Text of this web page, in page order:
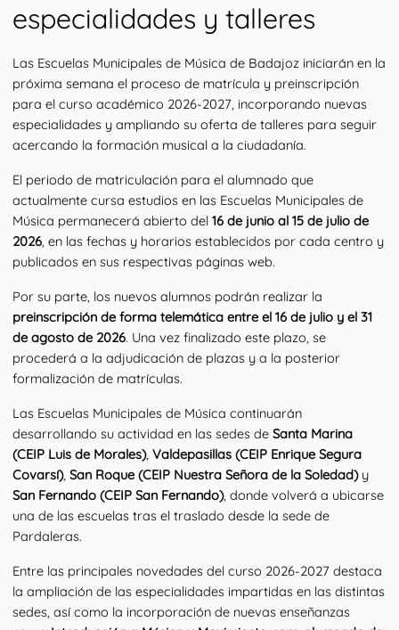
especialidades y talleres
Las Escuelas Municipales de Música de Badajoz iniciarán en la
próxima semana el proceso de matrícula y preinscripción
para el curso académico 2026-2027, incorporando nuevas
especialidades y ampliando su oferta de talleres para seguir
acercando la formación musical a la ciudadanía.
El periodo de matriculación para el alumnado que
actualmente cursa estudios en las Escuelas Municipales de
Música permanecerá abierto del 16 de junio al 15 de julio de
2026, en las fechas y horarios establecidos por cada centro y
publicados en sus respectivas páginas web.
preinscripción de forma telemática entre el 16 de julio y el 31
de agosto de 2026. Una vez finalizado este plazo, se
procederá a la adjudicación de plazas y a la posterior
formalización de matrículas.
Las Escuelas Municipales de Música continuarán
desarrollando su actividad en las sedes de Santa Marina
(CEIP Luis de Morales), Valdepasillas (CEIP Enrique Segura
Covarsí), San Roque (CEIP Nuestra Señora de la Soledad)
y
San Fernando (CEIP San Fernando), donde volverá a ubicarse
una de las escuelas tras el traslado desde la sede de
Pardaleras.
Entre las principales novedades del curso 2026-2027 destaca
la ampliación de las especialidades impartidas en las distintas
sedes, así como la incorporación de nuevas enseñanzas